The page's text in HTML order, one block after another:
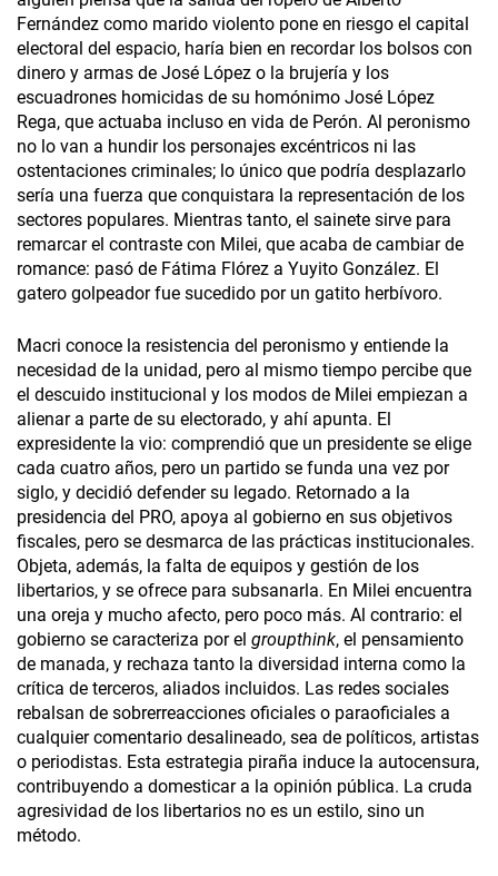
Fernández como marido violento pone en riesgo el capital
electoral del espacio, haría bien en recordar los bolsos con
dinero y armas de José López o la brujería y los
escuadrones homicidas de su homónimo José López
Rega, que actuaba incluso en vida de Perón. Al peronismo
no lo van a hundir los personajes excéntricos ni las
ostentaciones criminales; lo único que podría desplazarlo
sería una fuerza que conquistara la representación de los
sectores populares. Mientras tanto, el sainete sirve para
remarcar el contraste con Milei, que acaba de cambiar de
romance: pasó de Fátima Flórez a Yuyito González. El
gatero golpeador fue sucedido por un gatito herbívoro.
Macri conoce la resistencia del peronismo y entiende la
necesidad de la unidad, pero al mismo tiempo percibe que
el descuido institucional y los modos de Milei empiezan a
alienar a parte de su electorado, y ahí apunta. El
expresidente la vio: comprendió que un presidente se elige
cada cuatro años, pero un partido se funda una vez por
siglo, y decidió defender su legado. Retornado a la
presidencia del PRO, apoya al gobierno en sus objetivos
fiscales, pero se desmarca de las prácticas institucionales.
Objeta, además, la falta de equipos y gestión de los
libertarios, y se ofrece para subsanarla. En Milei encuentra
una oreja y mucho afecto, pero poco más. Al contrario: el
gobierno se caracteriza por el groupthink, el pensamiento
de manada, y rechaza tanto la diversidad interna como la
crítica de terceros, aliados incluidos. Las redes sociales
rebalsan de sobrerreacciones oficiales o paraoficiales a
cualquier comentario desalineado, sea de políticos, artistas
o periodistas. Esta estrategia piraña induce la autocensura,
contribuyendo a domesticar a la opinión pública. La cruda
agresividad de los libertarios no es un estilo, sino un
método.